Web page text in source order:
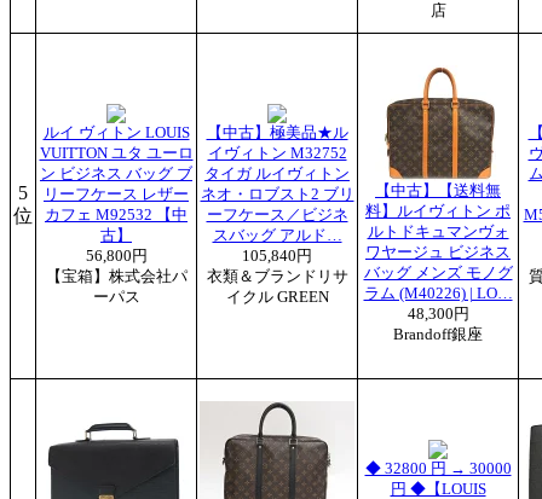
店
5
位
ルイ ヴィトン LOUIS
VUITTON ユタ ユーロ
ン ビジネス バッグ ブ
リーフケース レザー
カフェ M92532 【中
古】
56,800円
【宝箱】株式会社パ
ーパス
【中古】極美品★ル
イヴィトン M32752
タイガ ルイヴィトン
ネオ・ロブスト2 ブリ
ーフケース／ビジネ
スバッグ アルド…
105,840円
衣類＆ブランドリサ
イクル GREEN
【中古】【送料無
料】ルイヴィトン ポ
ルトドキュマンヴォ
ワヤージュ ビジネス
バッグ メンズ モノグ
ラム (M40226) | LO…
48,300円
Brandoff銀座
◆ 32800 円 → 30000
円 ◆【LOUIS